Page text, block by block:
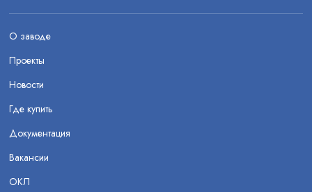
О заводе
Проекты
Новости
Где купить
Документация
Вакансии
ОКЛ